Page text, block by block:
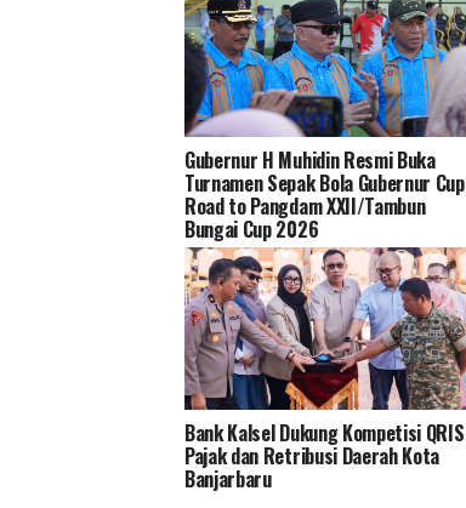
Bank Kalsel Salurkan Bantuan
Pendidikan kepada 54 Siswa(i) SMK
Maestro Islamic School
Banjarmasin
Gubernur H Muhidin Resmi Buka
Turnamen Sepak Bola Gubernur Cup
Road to Pangdam XXII/Tambun
Bungai Cup 2026
Bank Kalsel Dukung Kompetisi QRIS
Pajak dan Retribusi Daerah Kota
Banjarbaru